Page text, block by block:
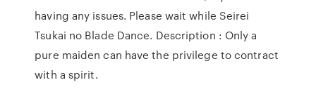
having any issues. Please wait while Seirei
Tsukai no Blade Dance. Description : Only a
pure maiden can have the privilege to contract
with a spirit.